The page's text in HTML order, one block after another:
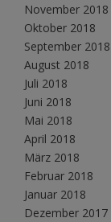
November 2018
Oktober 2018
September 2018
August 2018
Juli 2018
Juni 2018
Mai 2018
April 2018
März 2018
Februar 2018
Januar 2018
Dezember 2017